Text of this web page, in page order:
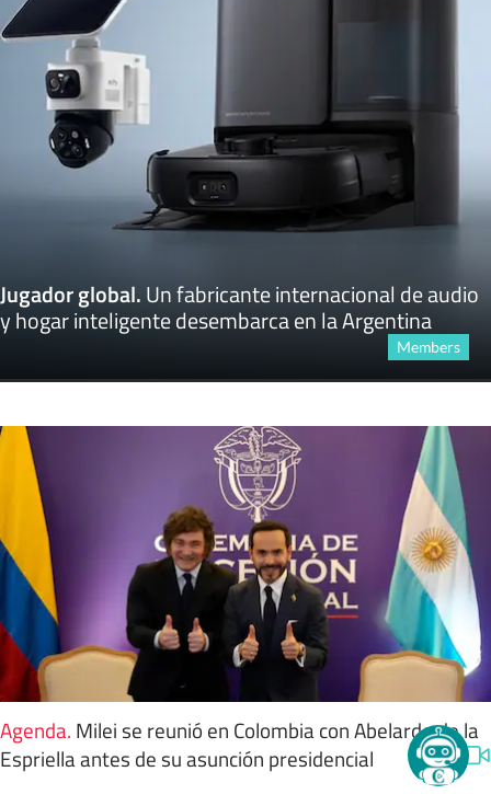
Jugador global.Un fabricante internacional de audio
y hogar inteligente desembarca en la Argentina
Members
Agenda. Milei se reunió en Colombia con Abelardo de la
Espriella antes de su asunción presidencial